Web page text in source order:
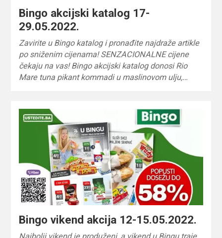
Bingo akcijski katalog 17-
29.05.2022.
Zavirite u Bingo katalog i pronađite najdraže artikle
po sniženim cijenama! SENZACIONALNE cijene
čekaju na vas! Bingo akcijski katalog donosi Rio
Mare tuna pikant kommadi u maslinovom ulju,…
Bingo vikend akcija 12-15.05.2022.